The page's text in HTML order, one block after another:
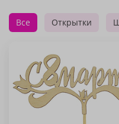
Все Открытки